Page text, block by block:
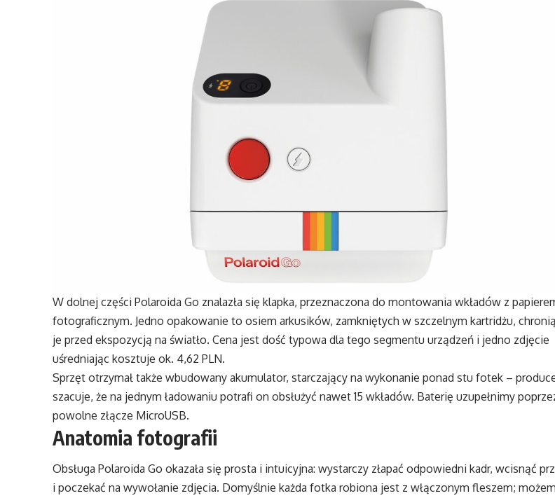
W dolnej części Polaroida Go znalazła się klapka, przeznaczona do montowania wkładów z
fotograficznym. Jedno opakowanie to osiem arkusików, zamkniętych w szczelnym kartridżu,
je przed ekspozycją na światło. Cena jest dość typowa dla tego segmentu urządzeń i jedno zdjęcie
uśredniając kosztuje ok. 4,62 PLN.
Sprzęt otrzymał także wbudowany akumulator, starczający na wykonanie ponad stu fotek –
szacuje, że na jednym ładowaniu potrafi on obsłużyć nawet 15 wkładów. Baterię uzupełnimy
powolne złącze MicroUSB.
Anatomia fotografii
Obsługa Polaroida Go okazała się prosta i intuicyjna: wystarczy złapać odpowiedni kadr, wcisnąć
i poczekać na wywołanie zdjęcia. Domyślnie każda fotka robiona jest z włączonym fleszem;